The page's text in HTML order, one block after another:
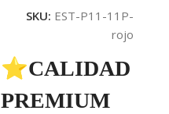
SKU: EST-P11-11P-
rojo
⭐CALIDAD
PREMIUM